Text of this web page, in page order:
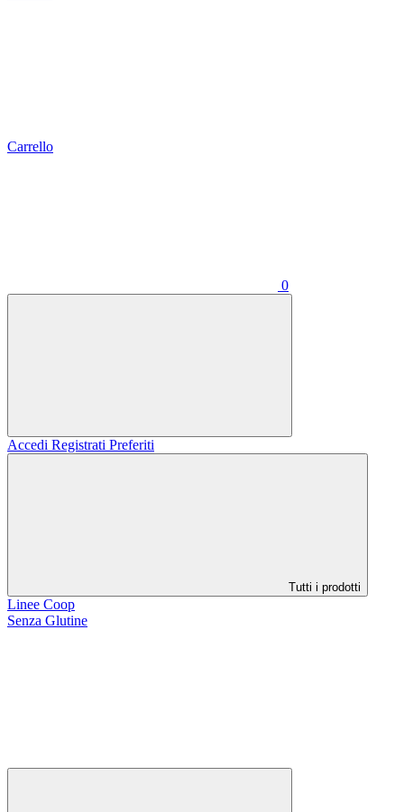
Carrello
0
Accedi Registrati Preferiti
Tutti i prodotti
Linee Coop
Senza Glutine